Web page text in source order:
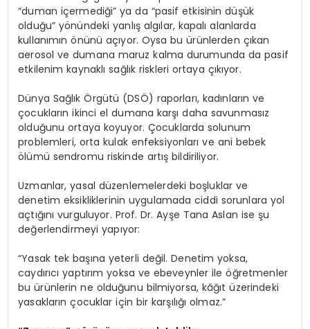
“duman içermediği” ya da “pasif etkisinin düşük
olduğu” yönündeki yanlış algılar, kapalı alanlarda
kullanımın önünü açıyor. Oysa bu ürünlerden çıkan
aerosol ve dumana maruz kalma durumunda da pasif
etkilenim kaynaklı sağlık riskleri ortaya çıkıyor.
Dünya Sağlık Örgütü (DSÖ) raporları, kadınların ve
çocukların ikinci el dumana karşı daha savunmasız
olduğunu ortaya koyuyor. Çocuklarda solunum
problemleri, orta kulak enfeksiyonları ve ani bebek
ölümü sendromu riskinde artış bildiriliyor.
Uzmanlar, yasal düzenlemelerdeki boşluklar ve
denetim eksikliklerinin uygulamada ciddi sorunlara yol
açtığını vurguluyor. Prof. Dr. Ayşe Tana Aslan ise şu
değerlendirmeyi yapıyor:
“Yasak tek başına yeterli değil. Denetim yoksa,
caydırıcı yaptırım yoksa ve ebeveynler ile öğretmenler
bu ürünlerin ne olduğunu bilmiyorsa, kâğıt üzerindeki
yasakların çocuklar için bir karşılığı olmaz.”